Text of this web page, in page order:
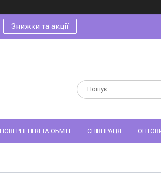
Знижки та акції
ПОВЕРНЕННЯ ТА ОБМІН СПІВПРАЦЯ